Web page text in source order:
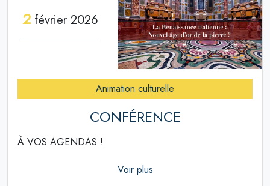
2 février 2026
Animation culturelle
CONFÉRENCE
À VOS AGENDAS !
Voir plus